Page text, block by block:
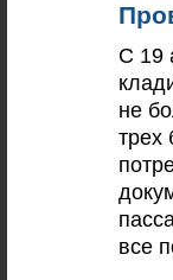
С 19
не
трех
все